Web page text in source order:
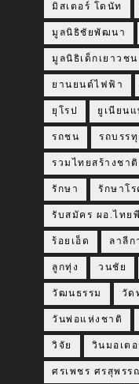
มิสเตอร์ โดนัท
มูลนิธิชัยพัฒนา
มูลนิธิเด็กเยาวชน
ยานยนต์ไฟฟ้า
ยุโรป ยูเนียน
รถชน รถบรร
รวมไทยสร้างชาติ
รักษา รักษาโร
รับสมัคร ผอ.ไทย
ร้อยเอ็ด ลาลีก
ลูกทุ่ง วนชัย
วัฒนธรรม วัด
วันพ่อแห่งชาติ
วิจัย วินมอเต
ศรเพชร ศรสุพรร